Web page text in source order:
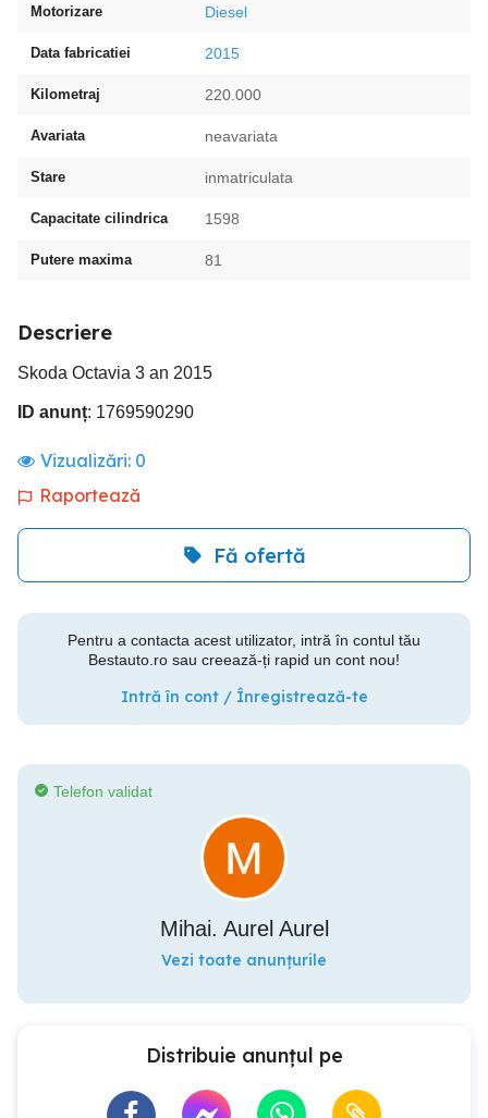
Motorizare Diesel
Data fabricatiei 2015
Kilometraj 220.000
Avariata neavariata
Stare inmatriculata
Capacitate cilindrica 1598
Putere maxima 81
Descriere
Skoda Octavia 3 an 2015
ID anunț: 1769590290
Vizualizări: 0
Raportează
Fă ofertă
Pentru a contacta acest utilizator, intră în contul tău
Bestauto.ro sau creează-ți rapid un cont nou!
Intră în cont / Înregistrează-te
Telefon validat
Mihai. Aurel Aurel
Vezi toate anunțurile
Distribuie anunțul pe